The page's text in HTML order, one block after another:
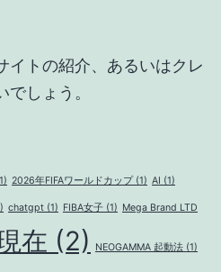
に
イトの紹介、あるいはクレ
しょう。
2026年FIFAワールドカップ (1) AI (1)
chatgpt (1) FIBA女子 (1) Mega Brand LTD
在 (2) NEOGAMMA 起動法 (1)